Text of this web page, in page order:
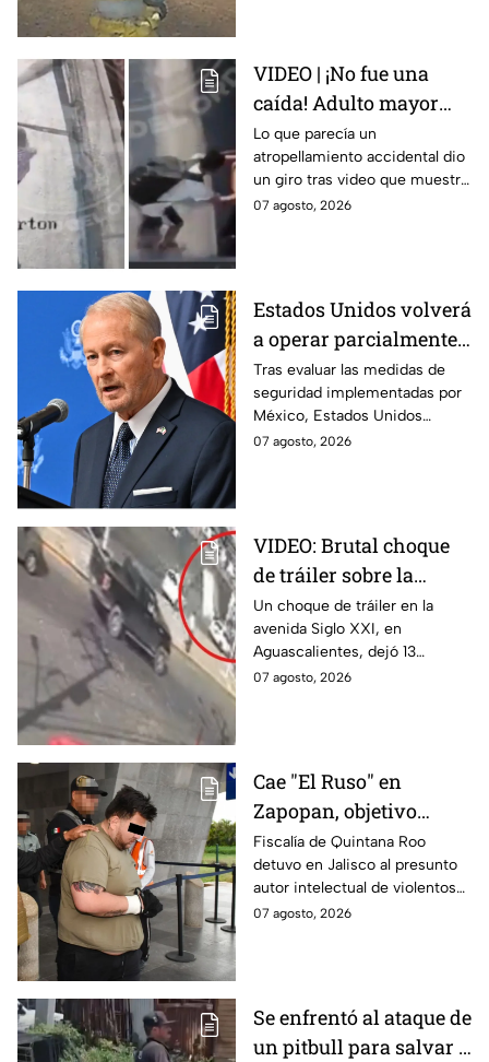
VIDEO | ¡No fue una
caída! Adulto mayor
muere atropellado por
tráiler; joven lo empujó
en Monterrey
Lo que parecía un
atropellamiento accidental dio
un giro tras video que muestra
cómo un joven empujó a
07 agosto, 2026
Estados Unidos volverá
a operar parcialmente
en Michoacán tras
suspensión por
motivos de seguridad
Tras evaluar las medidas de
seguridad implementadas por
México, Estados Unidos
reanudará parcialmente sus
07 agosto, 2026
VIDEO: Brutal choque
de tráiler sobre la
avenida Siglo XXI en
Aguascalientes deja
varios heridos y
destrozos
Un choque de tráiler en la
avenida Siglo XXI, en
Aguascalientes, dejó 13
heridos y varios vehículos
07 agosto, 2026
Cae "El Ruso" en
Zapopan, objetivo
prioritario en Playa del
Carmen
Fiscalía de Quintana Roo
detuvo en Jalisco al presunto
autor intelectual de violentos
ataques en fraccionamientos
07 agosto, 2026
Se enfrentó al ataque de
un pitbull para salvar a